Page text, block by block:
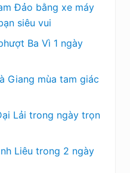
Đảo bằng xe máy
siêu vui
Ba Vì 1 ngày
Giang mùa tam giác
Lải trong ngày trọn
Liêu trong 2 ngày